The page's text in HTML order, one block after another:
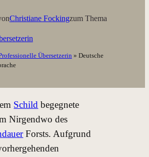
Christiane Fockingzum Thema
Übersetzerin » Deutsche
Schild begegnete
Nirgendwo des
Forsts. Aufgrund